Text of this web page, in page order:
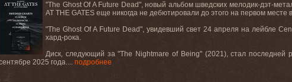
"The Ghost Of A Future Dead", новый альбом шведских мелодик-дэт-
AT THE GATES еще никогда не дебютировали до этого на первом месте
"The Ghost Of A Future Dead", увидевший свет 24 апреля на лейбле
хард-рока.
Диск, следующий за "The Nightmare of Being" (2021), стал последней
2025 года.... подробнее